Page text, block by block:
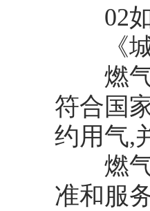
02如
《城
燃气
符合国
约用气,
燃气
准和服